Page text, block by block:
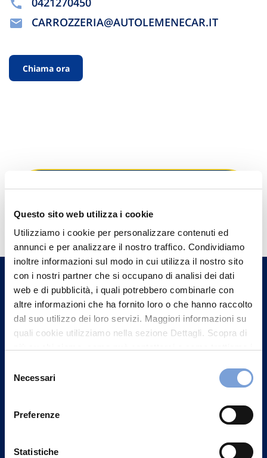
Questo sito web utilizza i cookie
Utilizziamo i cookie per personalizzare contenuti ed
annunci e per analizzare il nostro traffico. Condividiamo
inoltre informazioni sul modo in cui utilizza il nostro sito
con i nostri partner che si occupano di analisi dei dati
web e di pubblicità, i quali potrebbero combinarle con
altre informazioni che ha fornito loro o che hanno raccolto
dal suo utilizzo dei loro servizi. Maggiori informazioni su
quali cookie utilizziamo nella sezione Dettagli. Scopra di
può trovare nel footer del sito nella sezione "Informativa
delNecessari
Preferenze
Statistiche
CARROZZERIA@AUTOLEMENECAR.IT
Chiama ora
Hai bisogno di
informazioni?
Trova l'Agenzia più vicina a te e parla con
un nostro Agente.
Contattaci